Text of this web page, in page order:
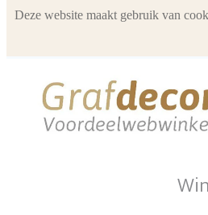
Deze website maakt gebruik van